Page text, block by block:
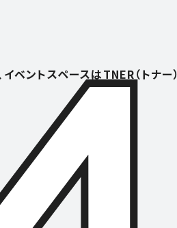
ベントスペースはTNER（トナー）